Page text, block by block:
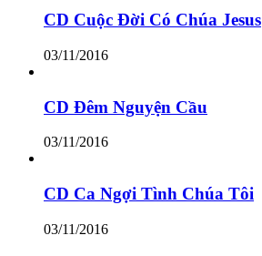
CD Cuộc Đời Có Chúa Jesus
03/11/2016
CD Đêm Nguyện Cầu
03/11/2016
CD Ca Ngợi Tình Chúa Tôi
03/11/2016